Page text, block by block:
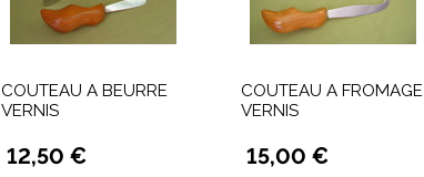
COUTEAU A BEURRE
VERNIS
12,50 €
COUTEAU A FROMAGE
VERNIS
15,00 €